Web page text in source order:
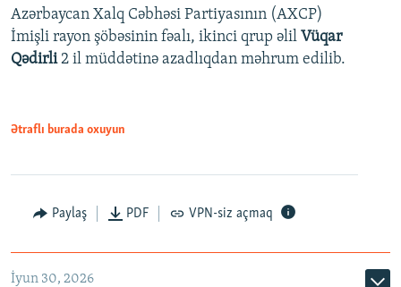
Azərbaycan Xalq Cəbhəsi Partiyasının (AXCP)
İmişli rayon şöbəsinin fəalı, ikinci qrup əlil Vüqar
Qədirli2 il müddətinə azadlıqdan məhrum edilib.
Ətraflı burada oxuyun
Paylaş PDF VPN-siz açmaq
İyun 30, 2026